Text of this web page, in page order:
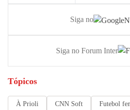
Siga no
Siga no Forum Inter
Tópicos
À Prioli CNN Soft Futebol